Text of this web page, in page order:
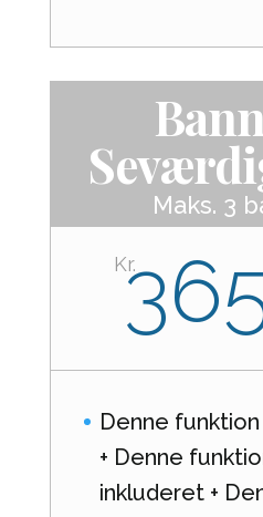
Maks. 3
Kr.
Denne
+ Denne
inkluderet +